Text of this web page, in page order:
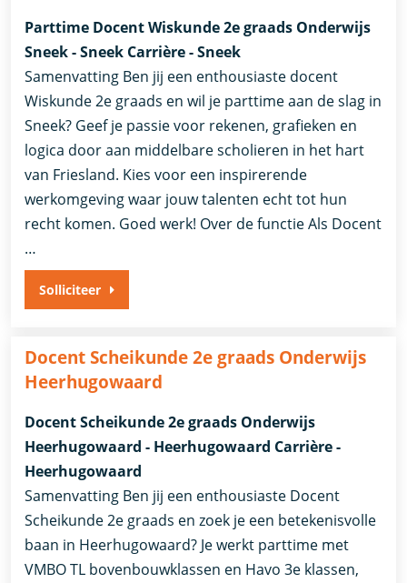
Parttime Docent Wiskunde 2e graads Onderwijs
Sneek - Sneek Carrière - Sneek
Samenvatting Ben jij een enthousiaste docent
Wiskunde 2e graads en wil je parttime aan de slag in
Sneek? Geef je passie voor rekenen, grafieken en
logica door aan middelbare scholieren in het hart
van Friesland. Kies voor een inspirerende
werkomgeving waar jouw talenten echt tot hun
recht komen. Goed werk! Over de functie Als Docent
…
Solliciteer
Docent Scheikunde 2e graads Onderwijs
Heerhugowaard
Docent Scheikunde 2e graads Onderwijs
Heerhugowaard - Heerhugowaard Carrière -
Heerhugowaard
Samenvatting Ben jij een enthousiaste Docent
Scheikunde 2e graads en zoek je een betekenisvolle
baan in Heerhugowaard? Je werkt parttime met
VMBO TL bovenbouwklassen en Havo 3e klassen,